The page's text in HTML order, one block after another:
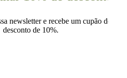
newsletter e recebe um cupão de
desconto de 10%.